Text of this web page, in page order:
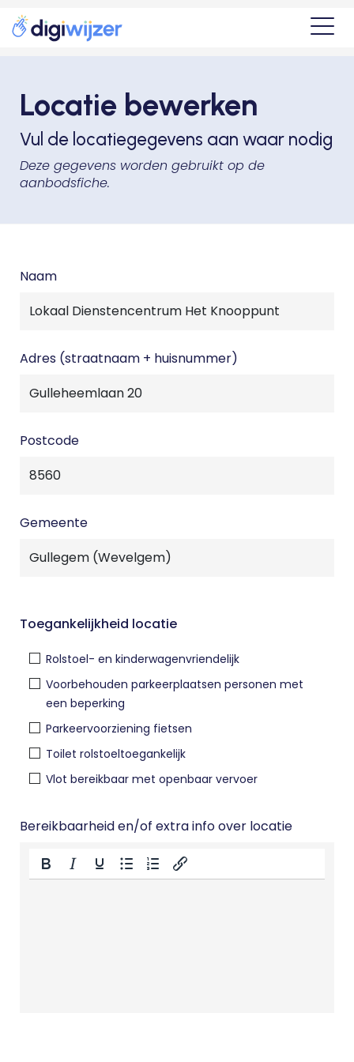
Locatie bewerken
Vul de locatiegegevens aan waar nodig
Deze gegevens worden gebruikt op de
aanbodsfiche.
Naam
Adres (straatnaam + huisnummer)
Postcode
Gemeente
Toegankelijkheid locatie
Rolstoel- en kinderwagenvriendelijk
Voorbehouden parkeerplaatsen personen met
een beperking
Parkeervoorziening fietsen
Toilet rolstoeltoegankelijk
Vlot bereikbaar met openbaar vervoer
Bereikbaarheid en/of extra info over locatie